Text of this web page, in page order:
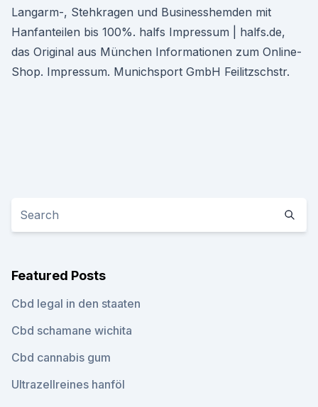
Langarm-, Stehkragen und Businesshemden mit
Hanfanteilen bis 100%. halfs Impressum | halfs.de,
das Original aus München Informationen zum Online-
Shop. Impressum. Munichsport GmbH Feilitzschstr.
Featured Posts
Cbd legal in den staaten
Cbd schamane wichita
Cbd cannabis gum
Ultrazellreines hanföl